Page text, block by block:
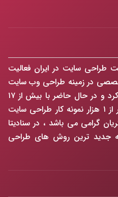
طراحی سایت در ایران فعالیت
به صورت تخصصی در زمینه طراحی وب سایت
، سئو و دیجیتال مارکتینگ آغاز کرد و در حال حاضر با بیش از ۱۷
سال سابقه در این زمینه و بیشتر از ۱ هزار نمونه کار طراحی سایت
گرامی می باشد ، در سنادیتا
جدید ترین روش های طراحی